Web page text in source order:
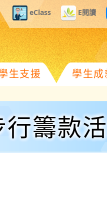
eClass E閱讀
生支援 學生成
籌款